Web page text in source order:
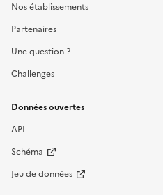
Nos établissements
Partenaires
Une question ?
Challenges
Données ouvertes
API
Schéma
Jeu de données